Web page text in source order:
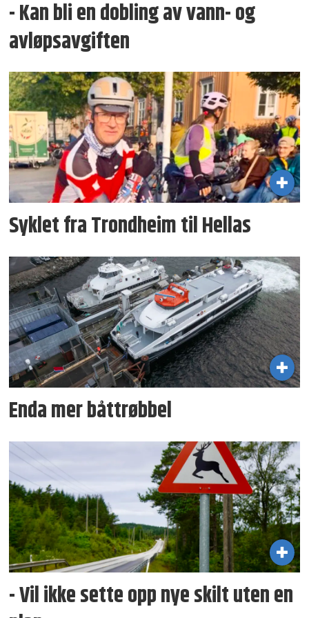
- Kan bli en dobling av vann- og
avløpsavgiften
Syklet fra Trondheim til Hellas
Enda mer båttrøbbel
- Vil ikke sette opp nye skilt uten en